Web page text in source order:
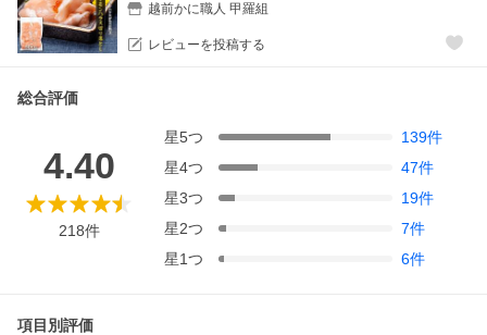
越前かに職人 甲羅組
レビューを投稿する
総合評価
4.40
218件
星5つ 139件
星4つ 47件
星3つ 19件
星2つ 7件
星1つ 6件
項目別評価